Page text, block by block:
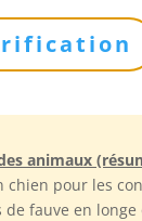
animaux
chien pour les
fauve en longe